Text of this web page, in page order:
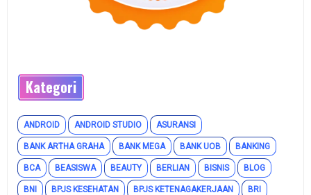
Kategori
ANDROID ANDROID STUDIO ASURANSI
BANK ARTHA GRAHA BANK MEGA BANK UOB BANKING
BCA BEASISWA BEAUTY BERLIAN BISNIS BLOG
BNI BPJS KESEHATAN BPJS KETENAGAKERJAAN BRI